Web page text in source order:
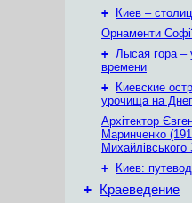
+
Киев –
Орнаменти
+ Лысая гора –
времени
+
Киевские
урочища на
Архітектор
Маринченко
+
Киев:
+ Краеведение